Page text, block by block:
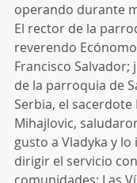
operando durante
El rector de la
reverendo
Francisco
de la parroquia de
Serbia, el sacerdote
Mihajlovic,
gusto a Vladyka y
dirigir el servicio